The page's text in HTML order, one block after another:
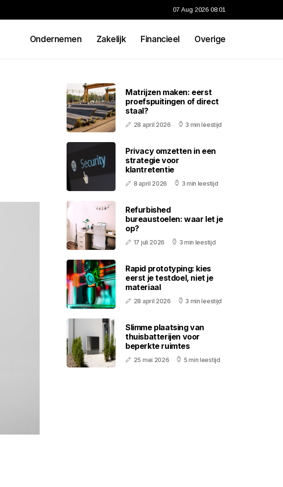
07 Aug 2026 08:01
Ondernemen Zakelijk Financieel Overige
Matrijzen maken: eerst
proefspuitingen of direct
staal?
28 april 2026 3 min leestijd
Privacy omzetten in een
strategie voor
klantretentie
8 april 2026 3 min leestijd
Refurbished
bureaustoelen: waar let je
op?
17 juli 2026 3 min leestijd
Rapid prototyping: kies
eerst je testdoel, niet je
materiaal
28 april 2026 3 min leestijd
Slimme plaatsing van
thuisbatterijen voor
beperkte ruimtes
25 mei 2026 5 min leestijd